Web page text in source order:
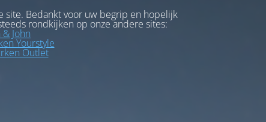
site. Bedankt voor uw begrip en hopelijk
rondkijken op onze andere sites:
John
Yourstyle
Outlet